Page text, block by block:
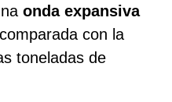
onda expansiva
con la
toneladas de